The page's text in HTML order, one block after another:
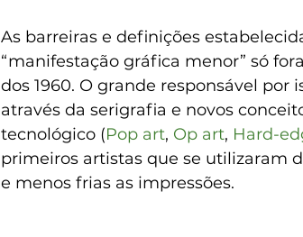
As barreiras e definições
“manifestação gráfica menor” só
dos 1960. O grande responsável
através da serigrafia e novos
tecnológico (Pop art, Op art, Hard-
primeiros artistas que se utilizaram
e menos frias as impressões.